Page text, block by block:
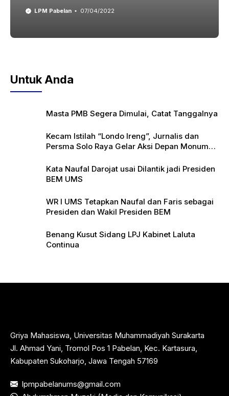
LPM Pabelan 07/04/2022
Untuk Anda
Masta PMB Segera Dimulai, Catat Tanggalnya
Kecam Istilah “Londo Ireng”, Jurnalis dan
Persma Solo Raya Gelar Aksi Depan Monumen
Kata Naufal Darojat usai Dilantik jadi Presiden
BEM UMS
WR I UMS Tetapkan Naufal dan Faris sebagai
Presiden dan Wakil Presiden BEM
Benang Kusut Sidang LPJ Kabinet Laluta
Continua
Griya Mahasiswa, Universitas Muhammadiyah Surakarta
Jl. Ahmad Yani, Tromol Pos 1 Pabelan, Kec. Kartasura,
Kabupaten Sukoharjo, Jawa Tengah 57169
lpmpabelanums@gmail.com